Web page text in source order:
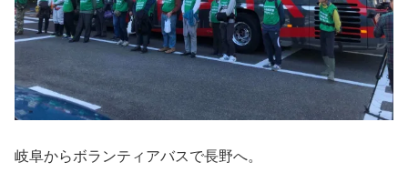
岐阜からボランティアバスで長野へ。